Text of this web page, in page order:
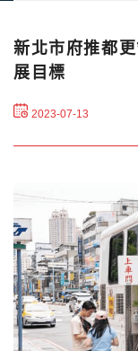
新北市府推都
展目標
2023-07-13